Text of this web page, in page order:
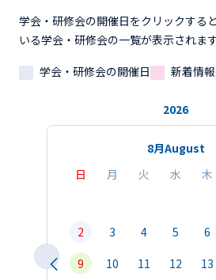
学会・研修会の開催日をクリックする
いる学会・研修会の一覧が表示されます
学会・研修会の開催日
新着情報
2026
8月August
日
月 火 水 木
2
3 4 5 6
9
10 11 12 13